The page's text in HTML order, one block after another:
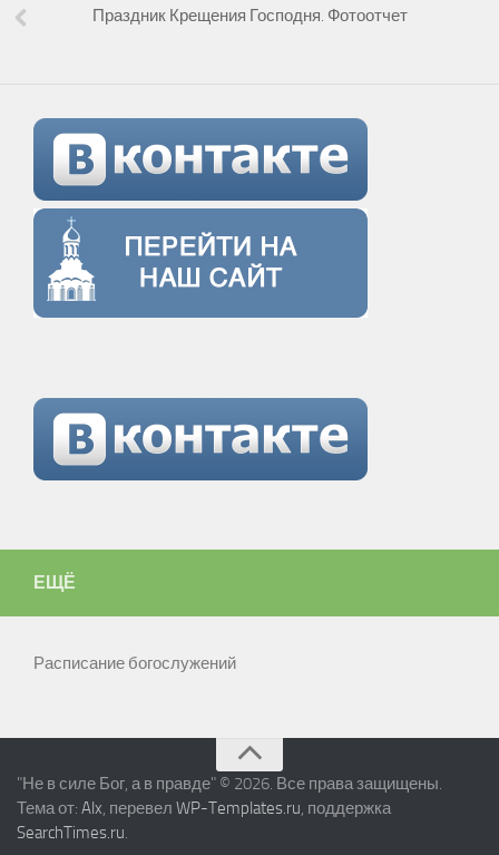
Праздник Крещения Господня. Фотоотчет
ЕЩЁ
Расписание богослужений
"Не в силе Бог, а в правде" © 2026. Все права защищены.
Тема от: Alx, перевел WP-Templates.ru, поддержка
SearchTimes.ru.